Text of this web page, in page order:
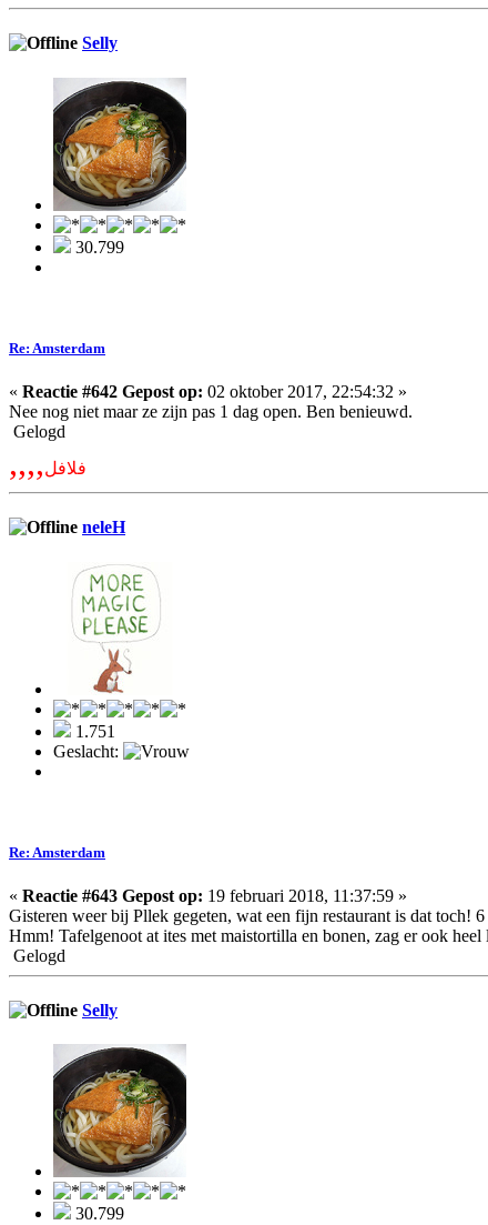
Selly
30.799
Re: Amsterdam
« Reactie #642 Gepost op: 02 oktober 2017, 22:54:32 »
Nee nog niet maar ze zijn pas 1 dag open. Ben benieuwd.
Gelogd
,,,,فلافل
neleH
1.751
Geslacht:
Re: Amsterdam
« Reactie #643 Gepost op: 19 februari 2018, 11:37:59 »
Gisteren weer bij Pllek gegeten, wat een fijn restaurant is dat toch!
Hmm! Tafelgenoot at ites met maistortilla en bonen, zag er ook
Gelogd
Selly
30.799